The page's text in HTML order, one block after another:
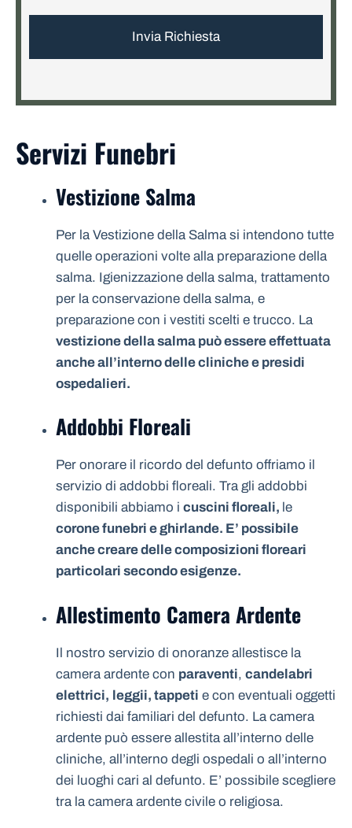
Servizi Funebri
Vestizione Salma
Per la Vestizione della Salma si intendono tutte
quelle operazioni volte alla preparazione della
salma. Igienizzazione della salma, trattamento
per la conservazione della salma, e
preparazione con i vestiti scelti e trucco. La
vestizione della salma può essere effettuata
anche all’interno delle cliniche e presidi
ospedalieri.
Addobbi Floreali
Per onorare il ricordo del defunto offriamo il
servizio di addobbi floreali. Tra gli addobbi
disponibili abbiamo i cuscini floreali, le
corone funebri e ghirlande. E’ possibile
anche creare delle composizioni floreari
particolari secondo esigenze.
Allestimento Camera Ardente
Il nostro servizio di onoranze allestisce la
camera ardente con paraventi, candelabri
elettrici, leggii, tappeti e con eventuali oggetti
richiesti dai familiari del defunto. La camera
ardente può essere allestita all’interno delle
cliniche, all’interno degli ospedali o all’interno
dei luoghi cari al defunto. E’ possibile scegliere
tra la camera ardente civile o religiosa.